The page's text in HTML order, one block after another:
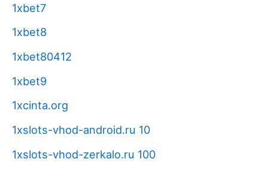
1xbet7
1xbet8
1xbet80412
1xbet9
1xcinta.org
1xslots-vhod-android.ru 10
1xslots-vhod-zerkalo.ru 100